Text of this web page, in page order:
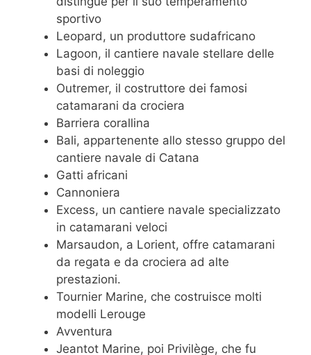
sportivo
Leopard, un produttore sudafricano
Lagoon, il cantiere navale stellare delle
basi di noleggio
Outremer, il costruttore dei famosi
catamarani da crociera
Barriera corallina
Bali, appartenente allo stesso gruppo del
cantiere navale di Catana
Gatti africani
Cannoniera
Excess, un cantiere navale specializzato
in catamarani veloci
Marsaudon, a Lorient, offre catamarani
da regata e da crociera ad alte
prestazioni.
Tournier Marine, che costruisce molti
modelli Lerouge
Avventura
Jeantot Marine, poi Privilège, che fu